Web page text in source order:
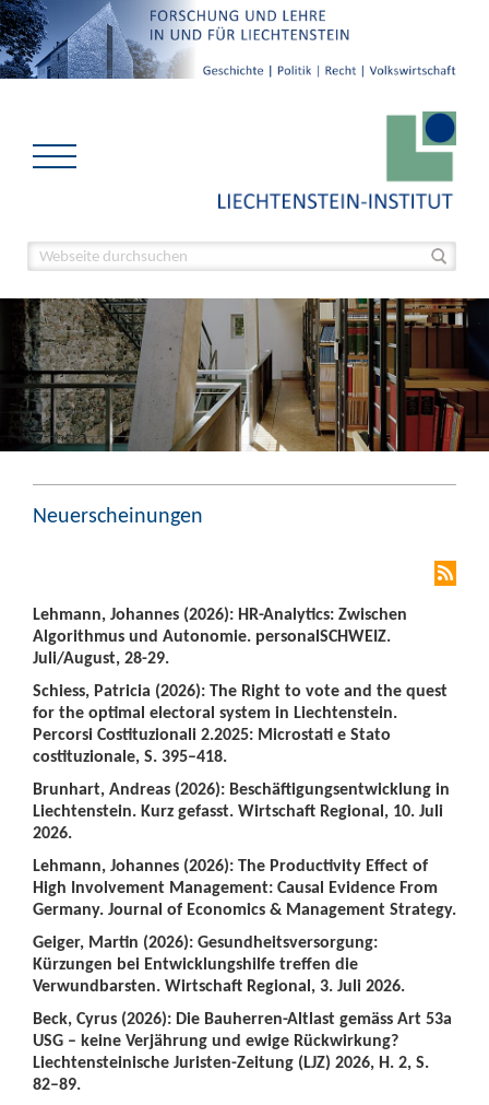
Neuerscheinungen
Lehmann, Johannes (2026): HR-Analytics: Zwischen
Algorithmus und Autonomie. personalSCHWEIZ.
Juli/August, 28-29.
Schiess, Patricia (2026): The Right to vote and the quest
for the optimal electoral system in Liechtenstein.
Percorsi Costituzionali 2.2025: Microstati e Stato
costituzionale, S. 395–418.
Brunhart, Andreas (2026): Beschäftigungsentwicklung in
Liechtenstein. Kurz gefasst. Wirtschaft Regional, 10. Juli
2026.
Lehmann, Johannes (2026): The Productivity Effect of
High Involvement Management: Causal Evidence From
Germany. Journal of Economics & Management Strategy.
Geiger, Martin (2026): Gesundheitsversorgung:
Kürzungen bei Entwicklungshilfe treffen die
Verwundbarsten. Wirtschaft Regional, 3. Juli 2026.
Beck, Cyrus (2026): Die Bauherren-Altlast gemäss Art 53a
USG – keine Verjährung und ewige Rückwirkung?
Liechtensteinische Juristen-Zeitung (LJZ) 2026, H. 2, S.
82–89.